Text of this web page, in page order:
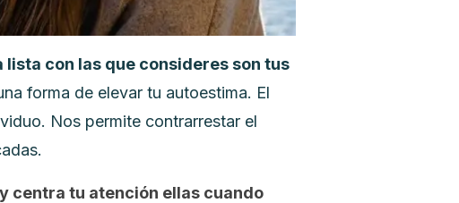
lista con las que consideres son tus
forma de elevar tu autoestima. El
Nos permite contrarrestar el
centra tu atención ellas cuando